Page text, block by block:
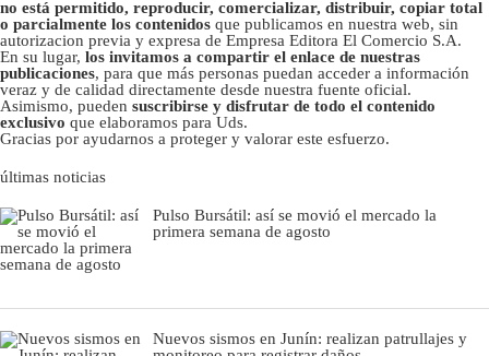
no está permitido, reproducir, comercializar, distribuir, copiar total
o parcialmente los contenidos que publicamos en nuestra web, sin
autorizacion previa y expresa de Empresa Editora El Comercio S.A.
En su lugar, los invitamos a compartir el enlace de nuestras
publicaciones, para que más personas puedan acceder a información
veraz y de calidad directamente desde nuestra fuente oficial.
Asimismo, pueden suscribirse y disfrutar de todo el contenido
exclusivo que elaboramos para Uds.
Gracias por ayudarnos a proteger y valorar este esfuerzo.
últimas noticias
Pulso Bursátil: así se movió el mercado la
primera semana de agosto
Nuevos sismos en Junín: realizan patrullajes y